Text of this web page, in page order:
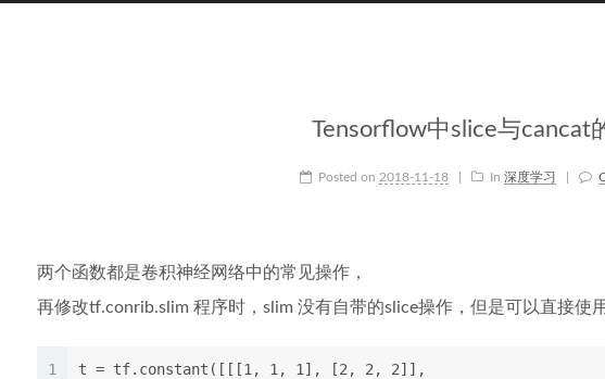
Tensorflow中slice与cancat
Posted on 2018-11-18 In 深度学习
两个函数都是卷积神经网络中的常见操作，
再修改tf.conrib.slim 程序时，slim 没有自带的slice操作，但是可以直接使
1
t = tf.constant([[[1, 1, 1], [2, 2, 2]],